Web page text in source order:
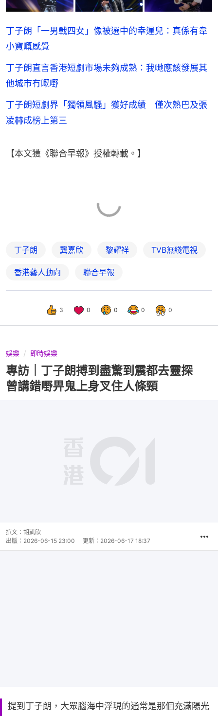
丁子朗「一男戰四女」像被選中的幸運兒：真係有韋
小寶嘅感覺
丁子朗直言香港短劇市場未夠成熟：我哋應該發展其
他城市冇嘅嘢
丁子朗短劇界「獨領風騷」獲好成績 僅次熱巴及張
凌赫成榜上第三
【本文獲《聯合早報》授權轉載。】
丁子朗 龔嘉欣 黎耀祥 TVB無綫電視
香港藝人動向 聯合早報
3 0 0 0 0
娛樂 即時娛樂
專訪｜丁子朗搏到盡驚到震都去靈探
曾講錯嘢畀鬼上身叉住人條頸
片
撰文： 胡凱欣
出版： 2026-06-15 23:00 更新： 2026-06-17 18:37
提到丁子朗，大眾腦海中浮現的通常是那個充滿陽光